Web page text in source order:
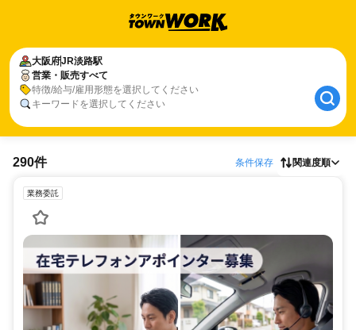
大阪府JR淡路駅
営業・販売すべて
特徴/給与/雇用形態を選択してください
キーワードを選択してください
290件 条件保存 関連度順
業務委託